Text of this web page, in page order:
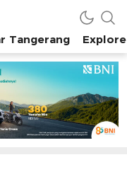
Raya
Tangerang